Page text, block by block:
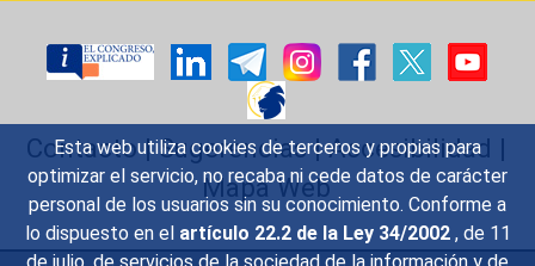
Esta web utiliza cookies de terceros y propias para
optimizar el servicio, no recaba ni cede datos de carácter
personal de los usuarios sin su conocimiento. Conforme a
lo dispuesto en el artículo 22.2 de la Ley 34/2002 , de 11
Contacto|Sugerencias|Accesibilidad |
Mapa Web